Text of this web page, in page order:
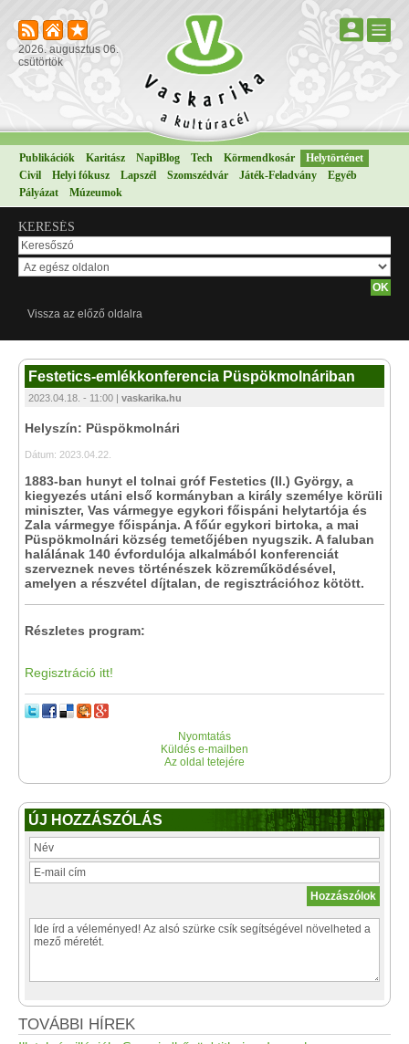
2026. augusztus 06.
csütörtök
Publikációk Karitász NapiBlog Tech Körmendkosár
Helytörténet
Civil
Helyi fókusz Lapszél Szomszédvár Játék-Feladvány
Egyéb
Pályázat
Múzeumok
KERESÉS
Vissza az előző oldalra
Festetics-emlékkonferencia Püspökmolnáriban
2023.04.18. - 11:00 | vaskarika.hu
Helyszín: Püspökmolnári
Dátum: 2023.04.22.
1883-ban hunyt el tolnai gróf Festetics (II.) György, a
kiegyezés utáni első kormányban a király személye körüli
miniszter, Vas vármegye egykori főispáni helytartója és
Zala vármegye főispánja. A főúr egykori birtoka, a mai
Püspökmolnári község temetőjében nyugszik. A faluban
halálának 140 évfordulója alkalmából konferenciát
szerveznek neves történészek közreműködésével,
amelyen a részvétel díjtalan, de regisztrációhoz kötött.
Részletes program:
Regisztráció itt!
Nyomtatás
Küldés e-mailben
Az oldal tetejére
ÚJ HOZZÁSZÓLÁS
TOVÁBBI HÍREK